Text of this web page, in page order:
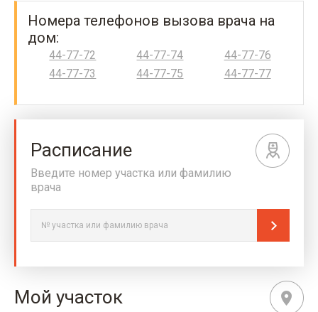
Номера телефонов вызова врача на
дом:
44-77-72
44-77-73
44-77-74
44-77-75
44-77-76
44-77-77
Расписание
Введите номер участка или фамилию
врача
Мой участок